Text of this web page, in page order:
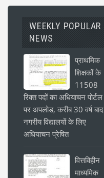
WEEKLY POPULAR
NEWS
प्राथमिक
शिक्षकों के
11508
रिक्त पदों का अधियाचन पोर्टल
पर अपलोड, करीब 30 वर्ष बाद
नगरीय विद्यालयों के लिए
अधियाचन प्रेषित
वित्तविहीन
माध्यमिक